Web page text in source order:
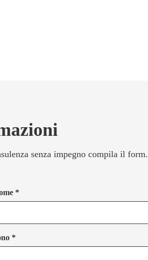
senza impegno compila il form.
*
*